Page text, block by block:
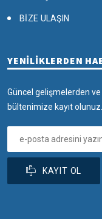
BİZE ULAŞIN
YENİLİKLERDEN
Güncel gelişmelerden
bültenimize kayıt olunuz.
KAYIT OL